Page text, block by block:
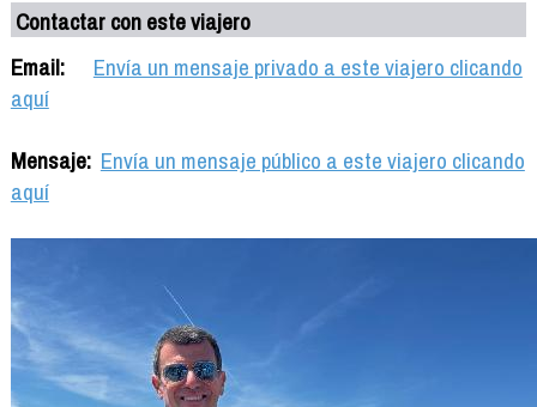
Contactar con este viajero
Email:
Envía un mensaje privado a este viajero clicando
aquí
Mensaje: Envía un mensaje público a este viajero clicando
aquí